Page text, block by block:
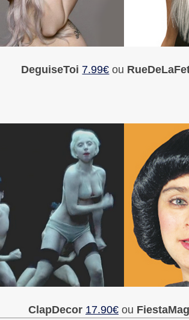
DeguiseToi 7.99€ ou
ClapDecor 17.90€ ou